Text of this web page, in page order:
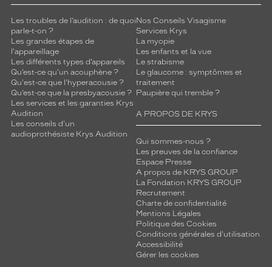
Les troubles de l’audition : de quoi
parle-t-on ?
Les grandes étapes de
l'appareillage
Les différents types d’appareils
Qu’est-ce qu'un acouphène ?
Qu'est-ce que l'hyperacousie ?
Qu’est-ce que la presbyacousie ?
Les services et les garanties Krys
Audition
Les conseils d'un
audioprothésiste Krys Audition
Nos Conseils Visagisme
Services Krys
La myopie
Les enfants et la vue
Le strabisme
Le glaucome : symptômes et
traitement
Paupière qui tremble ?
A PROPOS DE KRYS
Qui sommes-nous ?
Les preuves de la confiance
Espace Presse
A propos de KRYS GROUP
La Fondation KRYS GROUP
Recrutement
Charte de confidentialité
Mentions Légales
Politique des Cookies
Conditions générales d'utilisation
Accessibilité
Gérer les cookies